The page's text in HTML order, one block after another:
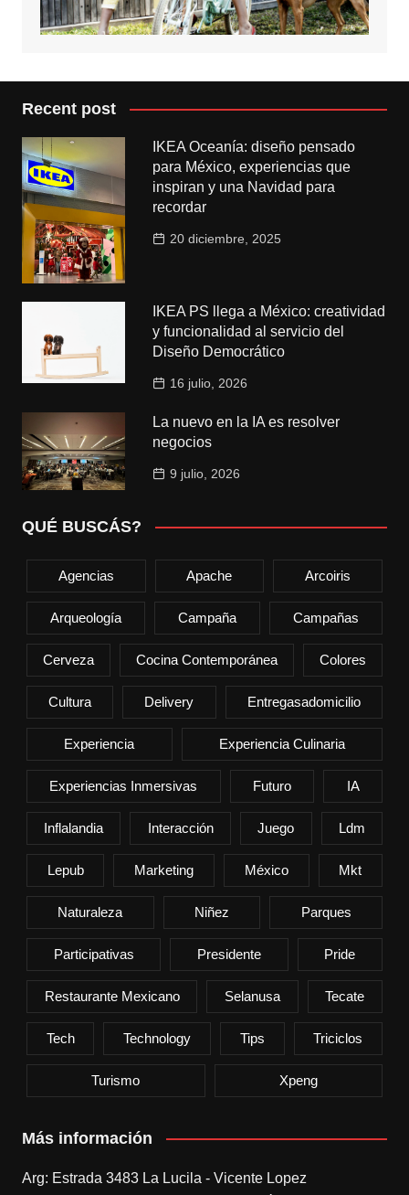
Recent post
IKEA Oceanía: diseño pensado
para México, experiencias que
inspiran y una Navidad para
recordar
20 diciembre, 2025
IKEA PS llega a México: creatividad
y funcionalidad al servicio del
Diseño Democrático
16 julio, 2026
La nuevo en la IA es resolver
negocios
9 julio, 2026
QUÉ BUSCÁS?
Agencias Apache Arcoiris
Arqueología Campaña Campañas
Cerveza Cocina Contemporánea Colores
Cultura Delivery Entregasadomicilio
Experiencia Experiencia Culinaria
Experiencias Inmersivas Futuro IA
Inflalandia Interacción Juego Ldm
Lepub Marketing México Mkt
Naturaleza Niñez Parques
Participativas Presidente Pride
Restaurante Mexicano Selanusa Tecate
Tech Technology Tips Triciclos
Turismo Xpeng
Más información
Arg: Estrada 3483 La Lucila - Vicente Lopez